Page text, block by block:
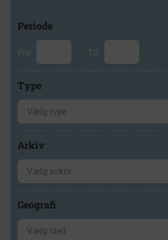
Periode
Fra Til
Type
Arkiv
Geografi